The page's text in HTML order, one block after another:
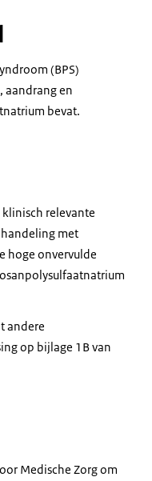
(BPS)
aandrang en
bevat.
relevante
met
hoge onvervulde
andere
op bijlage 1B van
Medische Zorg om